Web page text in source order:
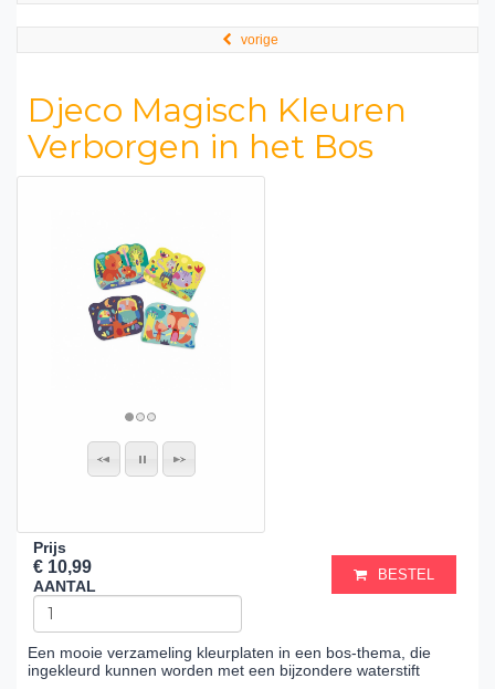
vorige
Djeco Magisch Kleuren
Verborgen in het Bos
Prijs
€ 10,99
AANTAL
BESTEL
Een mooie verzameling kleurplaten in een bos-thema, die
ingekleurd kunnen worden met een bijzondere waterstift